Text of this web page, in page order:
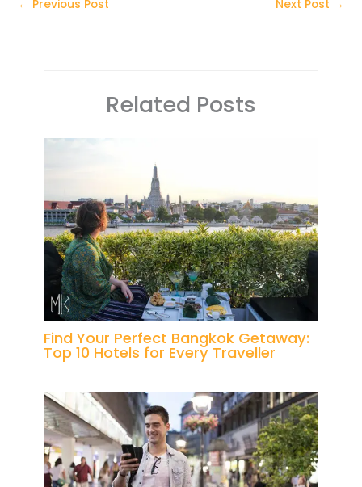
← Previous Post Next Post →
Related Posts
Find Your Perfect Bangkok Getaway:
Top 10 Hotels for Every Traveller